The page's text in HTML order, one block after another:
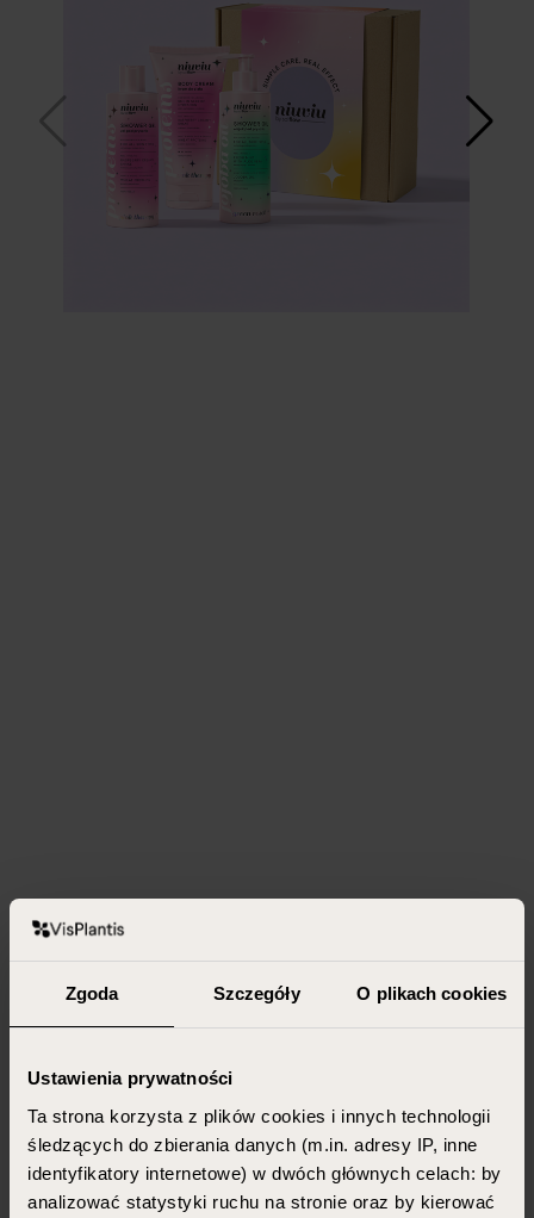
Zgoda Szczegóły O plikach cookies
Ustawienia prywatności
Ta strona korzysta z plików cookies i innych technologii
śledzących do zbierania danych (m.in. adresy IP, inne
identyfikatory internetowe) w dwóch głównych celach: by
analizować statystyki ruchu na stronie oraz by kierować